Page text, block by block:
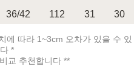
바로구매
36/42 112 31 30
에 따라 1~3cm 오차가 있을 수 있
*
교 추천합니다 **